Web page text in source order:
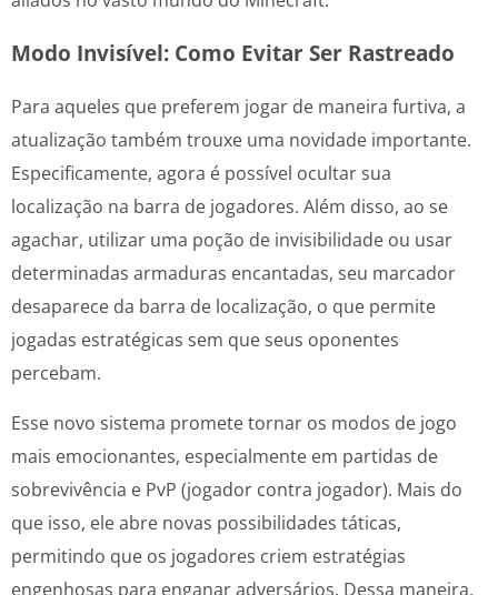
Modo Invisível: Como Evitar Ser Rastreado
Para aqueles que preferem jogar de maneira furtiva, a
atualização também trouxe uma novidade importante.
Especificamente, agora é possível ocultar sua
localização na barra de jogadores. Além disso, ao se
agachar, utilizar uma poção de invisibilidade ou usar
determinadas armaduras encantadas, seu marcador
desaparece da barra de localização, o que permite
jogadas estratégicas sem que seus oponentes
percebam.
Esse novo sistema promete tornar os modos de jogo
mais emocionantes, especialmente em partidas de
sobrevivência e PvP (jogador contra jogador). Mais do
que isso, ele abre novas possibilidades táticas,
permitindo que os jogadores criem estratégias
engenhosas para enganar adversários. Dessa maneira,